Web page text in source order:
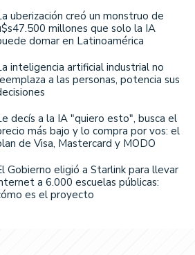
uberización creó un monstruo de
millones que solo la IA
domar en Latinoamérica
inteligencia artificial industrial no
a las personas, potencia sus
decís a la IA "quiero esto", busca el
más bajo y lo compra por vos: el
de Visa, Mastercard y MODO
Gobierno eligió a Starlink para llevar
a 6.000 escuelas públicas:
es el proyecto